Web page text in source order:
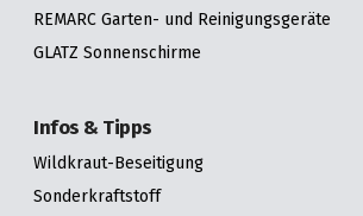
REMARC Garten- und Reinigungsgeräte
GLATZ Sonnenschirme
Infos & Tipps
Wildkraut-Beseitigung
Sonderkraftstoff